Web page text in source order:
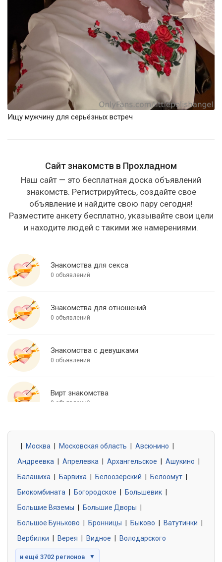
Ищу мужчину для серьёзных встреч
Сайт знакомств в Прохладном
Наш сайт — это бесплатная доска объявлений
знакомств. Регистрируйтесь, создайте свое
объявление и найдите свою пару сегодня!
Разместите анкету бесплатно, указывайте свои цели
и находите людей с такими же намерениями.
Знакомства для секса
0 объявлений
Знакомства для отношений
0 объявлений
Знакомства с девушками
0 объявлений
Вирт знакомства
0 объявлений
0 объявлений
Знакомства без обязательств
0 объявлений
Москва Московская область Авсюнино
Андреевка
Апрелевка Архангельское Ашукино
Балашиха
Барвиха Белоозёрский Белоомут
Биокомбината
Богородское Большевик
Большие Вяземы
Большие Дворы
Большое Буньково
Бронницы Быково Ватутинки
Вербилки
Верея Видное Володарского
и ещё 3702 регионов ▼